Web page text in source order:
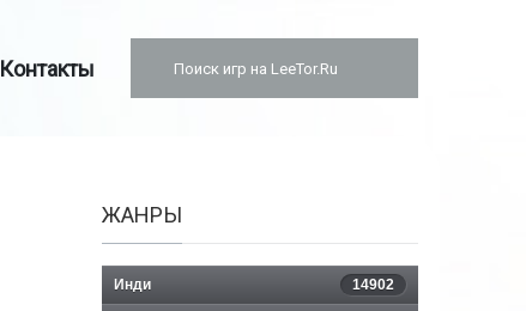
Контакты
ЖАНРЫ
Инди 14902